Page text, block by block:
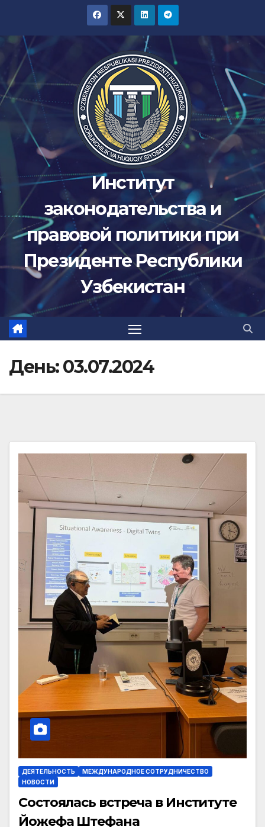
содержимому
Институт
законодательства и
правовой политики при
Президенте Республики
Узбекистан
День:03.07.2024
ДЕЯТЕЛЬНОСТЬ
МЕЖДУНАРОДНОЕ СОТРУДНИЧЕСТВО
НОВОСТИ
Состоялась встреча в Институте
Йожефа Штефана